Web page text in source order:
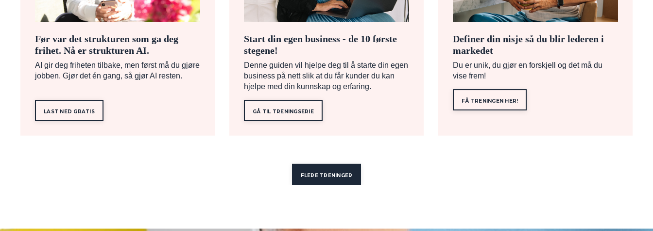
Før var det strukturen som ga deg
frihet. Nå er strukturen AI.
AI gir deg friheten tilbake, men først må du gjøre
jobben. Gjør det én gang, så gjør AI resten.
LAST NED GRATIS
Start din egen business - de 10 første
stegene!
Denne guiden vil hjelpe deg til å starte din egen
business på nett slik at du får kunder du kan
hjelpe med din kunnskap og erfaring.
GÅ TIL TRENINGSERIE
Definer din nisje så du blir lederen i
markedet
Du er unik, du gjør en forskjell og det må du
vise frem!
FÅ TRENINGEN HER!
FLERE TRENINGER